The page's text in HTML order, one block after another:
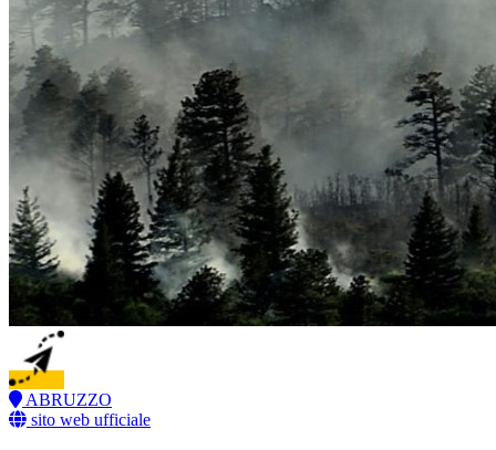
ABRUZZO
sito web ufficiale